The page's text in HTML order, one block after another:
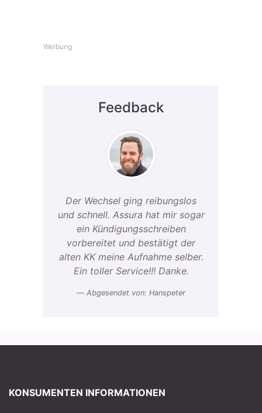
Werbung
Feedback
Der Wechsel ging reibungslos
und schnell. Assura hat mir sogar
ein Kündigungsschreiben
vorbereitet und bestätigt der
alten KK meine Aufnahme selber.
Ein toller Service!!! Danke.
Abgesendet von: Hanspeter
KONSUMENTEN INFORMATIONEN